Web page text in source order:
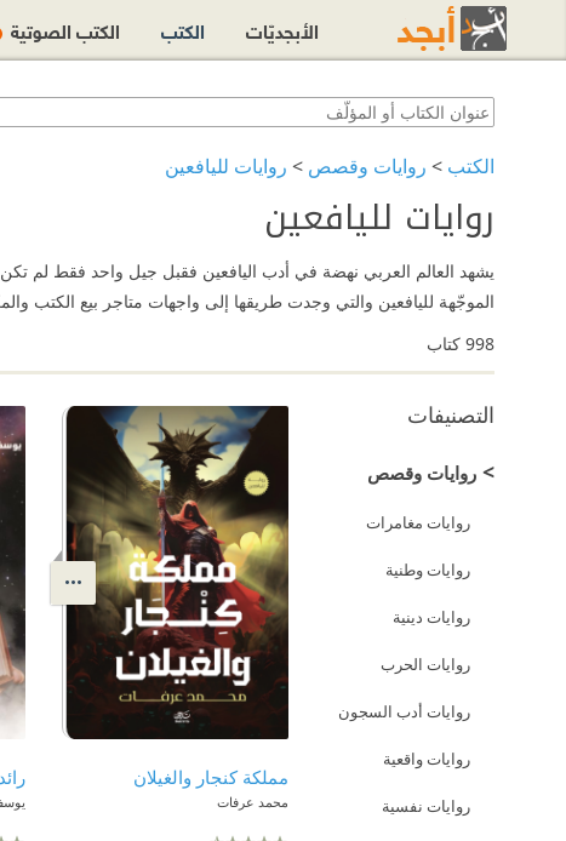
الكتب > روايات وقصص > روايات لليافعين
روايات لليافعين
الموجّهة لليافعين والتي وجدت طريقها إلى واجهات متاجر بيع الكتب
998 كتاب
التصنيفات
>روايات وقصص
روايات مغامرات
روايات وطنية
روايات دينية
روايات الحرب
روايات أدب السجون
روايات واقعية
روايات نفسية
مملكة كنجار والغيلان
محمد عرفات
رائد - 20
الأبجديّات الكتب الكتب الصوتية